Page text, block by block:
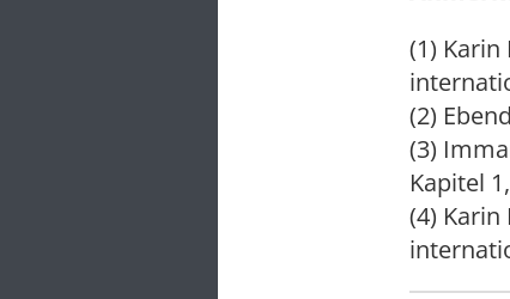
(1)
(2)
(3)
Kapitel
(4)